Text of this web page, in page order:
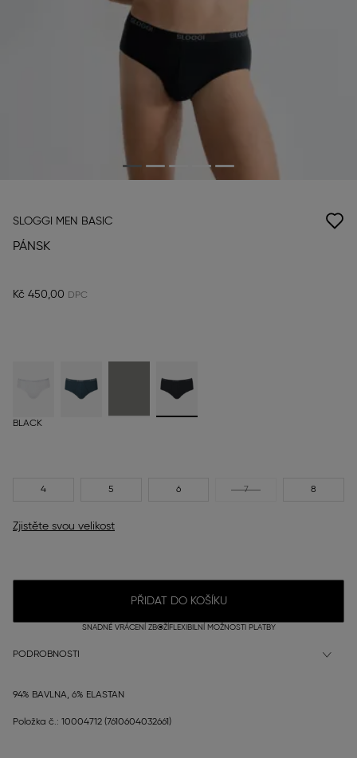
SLOGGI MEN BASIC
PÁNSK
Kč 450,00
BLACK
4 5 6 7 8
Zjistěte svou velikost
PŘIDAT DO KOŠÍKU
SNADNÉ VRÁCENÍ ZBOŽÍ FLEXIBILNÍ MOŽNOSTI PLATBY
PODROBNOSTI
94% BAVLNA, 6% ELASTAN
Položka č.: 10004712 (7610604032661)